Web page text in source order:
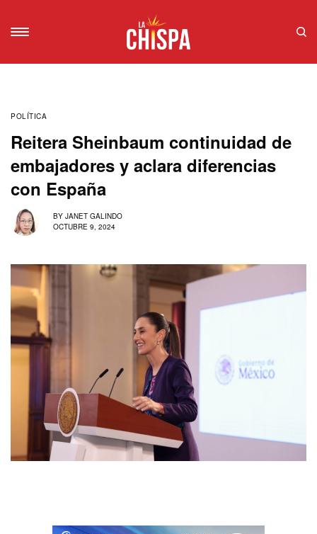
POLÍTICA
Reitera Sheinbaum continuidad de
embajadores y aclara diferencias
con España
BY JANET GALINDO
OCTUBRE 9, 2024